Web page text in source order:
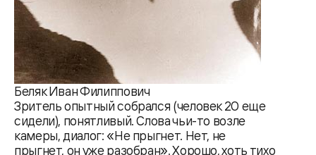
Беляк Иван Филиппович
Зритель опытный собрался (человек 20 еще
сидели), понятливый. Слова чьи-то возле
камеры, диалог: «Не прыгнет. Нет, не
прыгнет, он уже разобран». Хорошо, хоть тихо